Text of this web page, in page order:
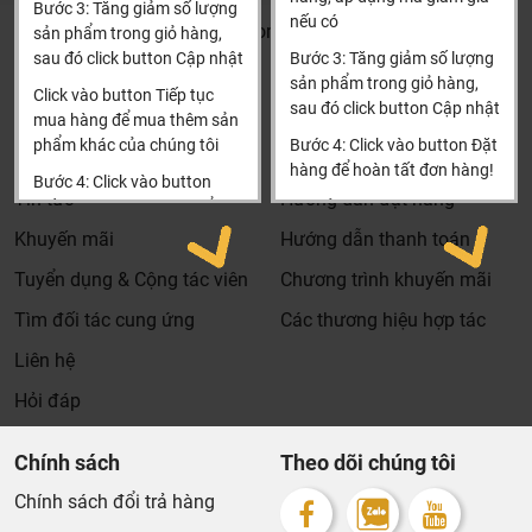
Dịch vụ riêng của Khali Nguyễn dành cho khách hàng:
Khảo sát công trình, để hỗ trợ khách hàng chọn sản
khuyên, chú ý, hoặc chỉ ra các vấn khổng ổn nếu có
hoàn toàn miễn phí.
mòn và thay thế miễn phí.
Bảo trì kiểm tra sản phẩm trước khi hết hạn bảo hành
kể cả sản phẩm có lên đên 5 năm hay 10 năm bảo
Bước 3: Tăng giảm số lượng
sản phẩm trong giỏ hàng,
sau đó click button Cập nhật
Click vào button Tiếp tục
mua hàng để mua thêm sản
phẩm khác của chúng tôi
Bước 4: Click vào button
Tiến hành thanh toán để
thanh toán đơn hàng của
Xin cảm ơn khách hàng!!!
nếu có
Bước 3: Tăng giảm số lượng
sản phẩm trong giỏ hàng,
sau đó click button Cập nhật
Bước 4: Click vào button Đặt
hàng để hoàn tất đơn hàng!
Xin cảm ơn khách hàng!!!
Khalinguyen.vn@gmail.com
0904501766
Thông tin
Tìm đại lý & Hợp tác
Tin tức
Khuyến mãi
Tuyển dụng & Cộng tác viên
Tìm đối tác cung ứng
Liên hệ
Hỏi đáp
Thông tin thêm
Hướng dẫn mua hàng
Hướng dẫn đặt hàng
Hướng dẫn thanh toán
Chương trình khuyến mãi
Các thương hiệu hợp tác
Chính sách
Chính sách đổi trả hàng
Theo dõi chúng tôi